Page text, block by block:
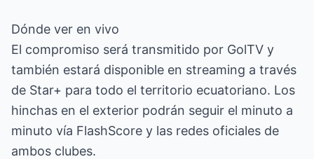
Dónde ver en vivo
El compromiso será transmitido por GolTV y
también estará disponible en streaming a través
de Star+ para todo el territorio ecuatoriano. Los
hinchas en el exterior podrán seguir el minuto a
minuto vía FlashScore y las redes oficiales de
ambos clubes.